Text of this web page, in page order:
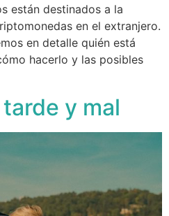
están destinados a la
en el extranjero.
en detalle quién está
hacerlo y las posibles
y mal​